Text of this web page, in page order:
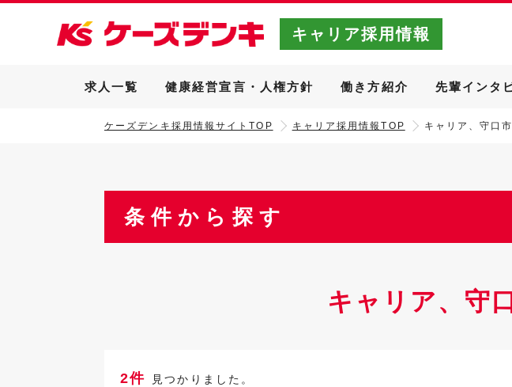
キャリア採用情報
求人一覧 健康経営宣言・人権方針 働き方紹介 先輩インタ
ケーズデンキ採用情報サイトTOP キャリア採用情報TOP キャリア、守口
条件から探す
キャリア、守
2件 見つかりました。